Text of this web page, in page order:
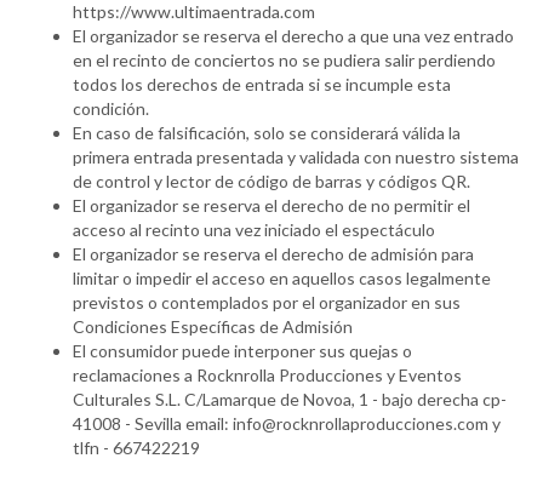
https://www.ultimaentrada.com
El organizador se reserva el derecho a que una vez entrado
en el recinto de conciertos no se pudiera salir perdiendo
todos los derechos de entrada si se incumple esta
condición.
En caso de falsificación, solo se considerará válida la
primera entrada presentada y validada con nuestro sistema
de control y lector de código de barras y códigos QR.
El organizador se reserva el derecho de no permitir el
acceso al recinto una vez iniciado el espectáculo
El organizador se reserva el derecho de admisión para
limitar o impedir el acceso en aquellos casos legalmente
previstos o contemplados por el organizador en sus
Condiciones Específicas de Admisión
El consumidor puede interponer sus quejas o
reclamaciones a Rocknrolla Producciones y Eventos
Culturales S.L. C/Lamarque de Novoa, 1 - bajo derecha cp-
41008 - Sevilla email: info@rocknrollaproducciones.com y
tlfn - 667422219